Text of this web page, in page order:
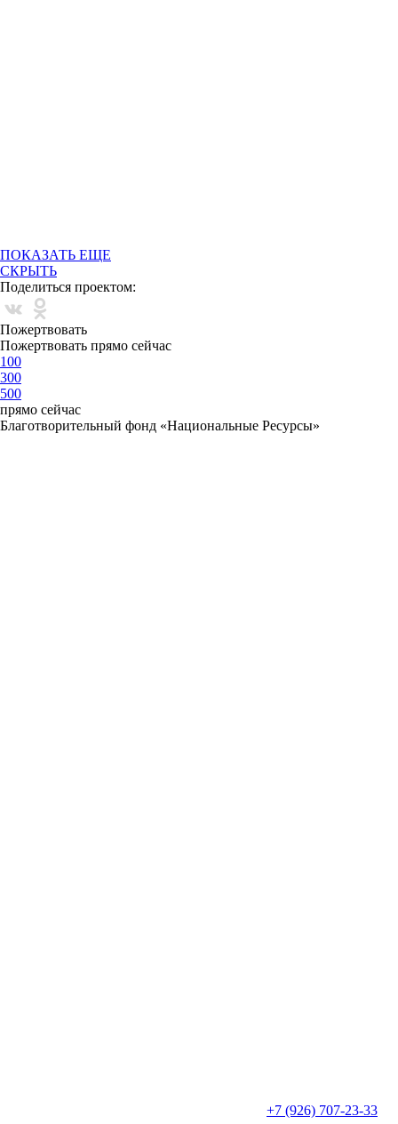
ПОКАЗАТЬ ЕЩЕ
СКРЫТЬ
Поделиться проектом:
Пожертвовать
Пожертвовать прямо сейчас
100
300
500
прямо сейчас
Благотворительный фонд «Национальные Ресурсы»
+7 (926) 707-23-33